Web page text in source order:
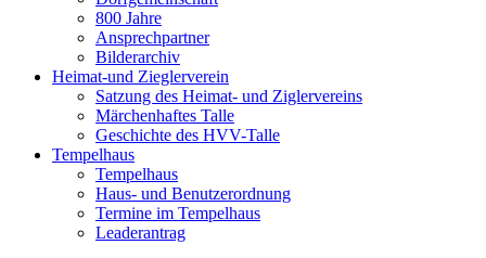
800 Jahre
Ansprechpartner
Bilderarchiv
Heimat-und Zieglerverein
Satzung des Heimat- und Ziglervereins
Märchenhaftes Talle
Geschichte des HVV-Talle
Tempelhaus
Tempelhaus
Haus- und Benutzerordnung
Termine im Tempelhaus
Leaderantrag